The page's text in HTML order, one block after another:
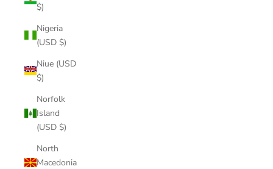
$)
Nigeria
(USD $)
Niue (USD
$)
Norfolk
Island
(USD $)
North
Macedonia